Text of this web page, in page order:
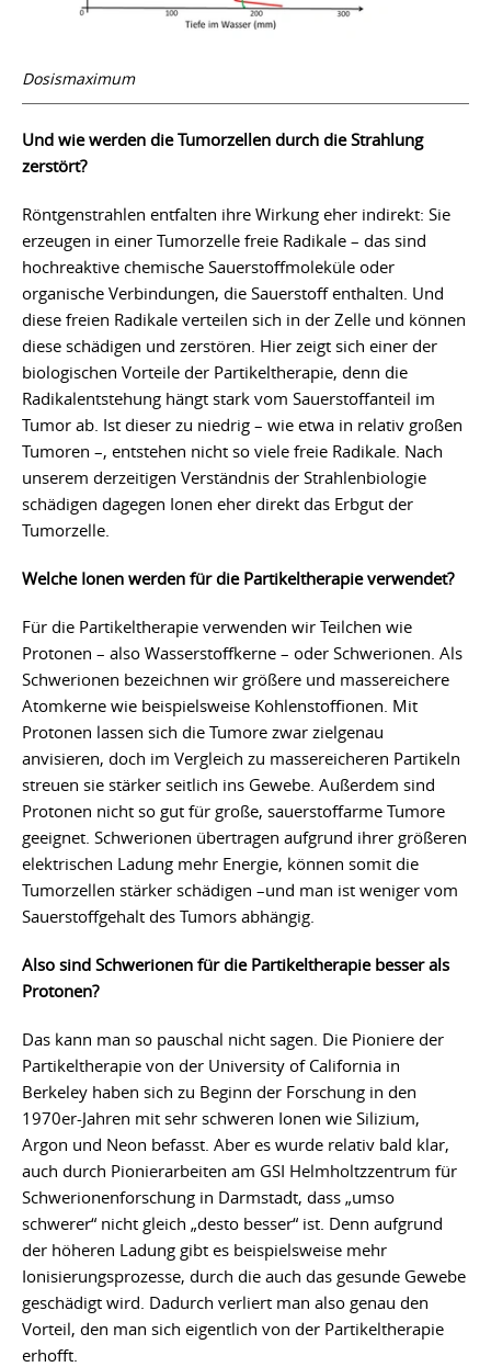
Dosismaximum
Und wie werden die Tumorzellen durch die Strahlung
zerstört?
Röntgenstrahlen entfalten ihre Wirkung eher indirekt: Sie
erzeugen in einer Tumorzelle freie Radikale – das sind
hochreaktive chemische Sauerstoffmoleküle oder
organische Verbindungen, die Sauerstoff enthalten. Und
diese freien Radikale verteilen sich in der Zelle und können
diese schädigen und zerstören. Hier zeigt sich einer der
biologischen Vorteile der Partikeltherapie, denn die
Radikalentstehung hängt stark vom Sauerstoffanteil im
Tumor ab. Ist dieser zu niedrig – wie etwa in relativ großen
Tumoren –, entstehen nicht so viele freie Radikale. Nach
unserem derzeitigen Verständnis der Strahlenbiologie
schädigen dagegen Ionen eher direkt das Erbgut der
Tumorzelle.
Welche Ionen werden für die Partikeltherapie verwendet?
Für die Partikeltherapie verwenden wir Teilchen wie
Protonen – also Wasserstoffkerne – oder Schwerionen. Als
Schwerionen bezeichnen wir größere und massereichere
Atomkerne wie beispielsweise Kohlenstoffionen. Mit
Protonen lassen sich die Tumore zwar zielgenau
anvisieren, doch im Vergleich zu massereicheren Partikeln
streuen sie stärker seitlich ins Gewebe. Außerdem sind
Protonen nicht so gut für große, sauerstoffarme Tumore
geeignet. Schwerionen übertragen aufgrund ihrer größeren
elektrischen Ladung mehr Energie, können somit die
Tumorzellen stärker schädigen –und man ist weniger vom
Sauerstoffgehalt des Tumors abhängig.
Also sind Schwerionen für die Partikeltherapie besser als
Protonen?
Das kann man so pauschal nicht sagen. Die Pioniere der
Partikeltherapie von der University of California in
Berkeley haben sich zu Beginn der Forschung in den
1970er-Jahren mit sehr schweren Ionen wie Silizium,
Argon und Neon befasst. Aber es wurde relativ bald klar,
auch durch Pionierarbeiten am GSI Helmholtzzentrum für
Schwerionenforschung in Darmstadt, dass „umso
schwerer“ nicht gleich „desto besser“ ist. Denn aufgrund
der höheren Ladung gibt es beispielsweise mehr
Ionisierungsprozesse, durch die auch das gesunde Gewebe
geschädigt wird. Dadurch verliert man also genau den
Vorteil, den man sich eigentlich von der Partikeltherapie
erhofft.